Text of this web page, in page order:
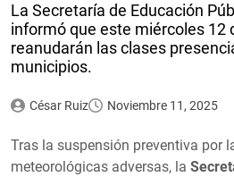
La Secretaría de Educación
informó que este miércoles 12
reanudarán las clases
municipios.
César Ruiz Noviembre 11, 2025
Tras la suspensión preventiva por
meteorológicas adversas, la